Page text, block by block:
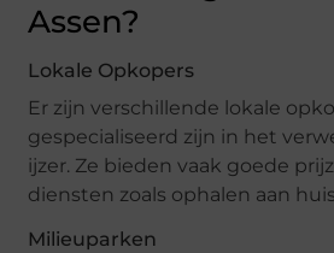
Assen?
Lokale Opkopers
Er zijn verschillende lokale
gespecialiseerd zijn in het
ijzer. Ze bieden vaak goede
diensten zoals ophalen aan
Milieuparken